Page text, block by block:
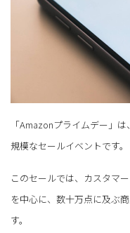
「Amazonプライムデー」
規模なセールイベントです。
このセールでは、カスタマ
を中心に、数十万点に及ぶ
す。